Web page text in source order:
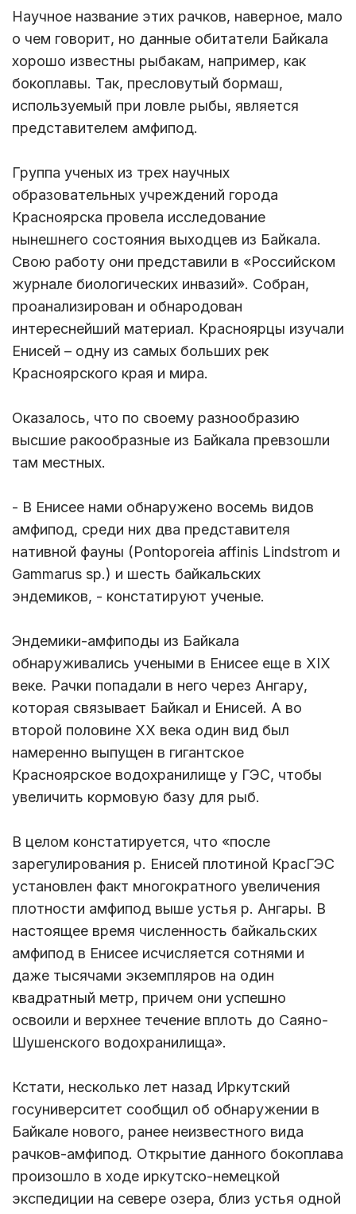
Научное название этих рачков, наверное, мало
о чем говорит, но данные обитатели Байкала
хорошо известны рыбакам, например, как
бокоплавы. Так, пресловутый бормаш,
используемый при ловле рыбы, является
представителем амфипод.
Группа ученых из трех научных
образовательных учреждений города
Красноярска провела исследование
нынешнего состояния выходцев из Байкала.
Свою работу они представили в «Российском
журнале биологических инвазий». Собран,
проанализирован и обнародован
интереснейший материал. Красноярцы изучали
Енисей – одну из самых больших рек
Красноярского края и мира.
Оказалось, что по своему разнообразию
высшие ракообразные из Байкала превзошли
там местных.
- В Енисее нами обнаружено восемь видов
амфипод, среди них два представителя
нативной фауны (Pontoporeia affinis Lindstrom и
Gammarus sp.) и шесть байкальских
эндемиков, - констатируют ученые.
Эндемики-амфиподы из Байкала
обнаруживались учеными в Енисее еще в XIX
веке. Рачки попадали в него через Ангару,
которая связывает Байкал и Енисей. А во
второй половине XX века один вид был
намеренно выпущен в гигантское
Красноярское водохранилище у ГЭС, чтобы
увеличить кормовую базу для рыб.
В целом констатируется, что «после
зарегулирования р. Енисей плотиной КрасГЭС
установлен факт многократного увеличения
плотности амфипод выше устья р. Ангары. В
настоящее время численность байкальских
амфипод в Енисее исчисляется сотнями и
даже тысячами экземпляров на один
квадратный метр, причем они успешно
освоили и верхнее течение вплоть до Саяно-
Шушенского водохранилища».
Кстати, несколько лет назад Иркутский
госуниверситет сообщил об обнаружении в
Байкале нового, ранее неизвестного вида
рачков-амфипод. Открытие данного бокоплава
произошло в ходе иркутско-немецкой
экспедиции на севере озера, близ устья одной